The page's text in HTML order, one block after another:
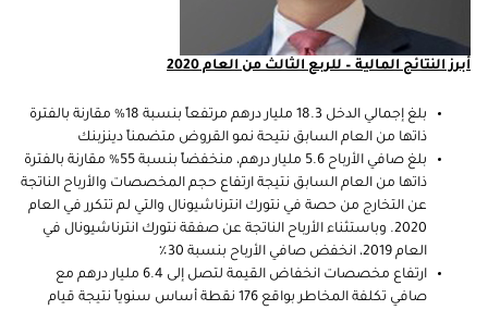
أبرز النتائج المالية – للربع الثالث من العام 2020
بلغ إجمالي الدخل 18.3 مليار درهم مرتفعاً بنسبة 18% مقارنة بالفترة
ذاتها من العام السابق نتيحة نمو القروض متضمناً دينزبنك
بلغ صافي الأرباح 5.6 مليار درهم، منخفضاً بنسبة 55% مقارنة بالفترة
ذاتها من العام السابق نتيجة ارتفاع حجم المخصصات والأرباح الناتجة
عن التخارج من حصة في نتورك انترناشيونال والتي لم تتكرر في العام
2020. وباستثناء الأرباح الناتجة عن صفقة نتورك انترناشيونال في
العام 2019، انخفض صافي الأرباح بنسبة 30٪
ارتفاع مخصصات انخفاض القيمة لتصل إلى 6.4 مليار درهم مع
صافي تكلفة المخاطر بواقع 176 نقطة أساس سنوياً نتيجة قيام